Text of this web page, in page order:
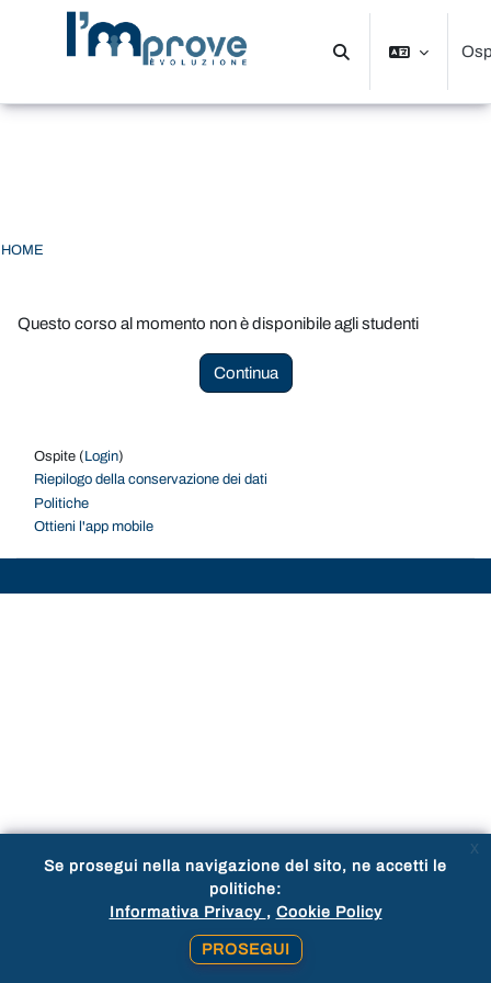
Vai al contenuto principale
Se prosegui nella navigazione del sito, ne accetti le
politiche:
Informativa Privacy
Cookie Policy
PROSEGUI
x
Attiva/disattiva input
HOME
Questo corso al momento non è disponibile agli studenti
Continua
Ospite (Login)
Riepilogo della conservazione dei dati
Politiche
Ottieni l'app mobile